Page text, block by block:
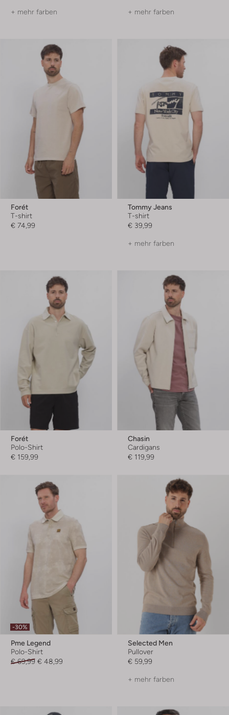
+ mehr farben + mehr farben
Forét
T-shirt
€ 74,99
Tommy Jeans
T-shirt
€ 39,99
+ mehr farben
Forét
Polo-Shirt
€ 159,99
Chasin
Cardigans
€ 119,99
-30%
Pme Legend
Polo-Shirt
€ 69,99 € 48,99
Selected Men
Pullover
€ 59,99
+ mehr farben